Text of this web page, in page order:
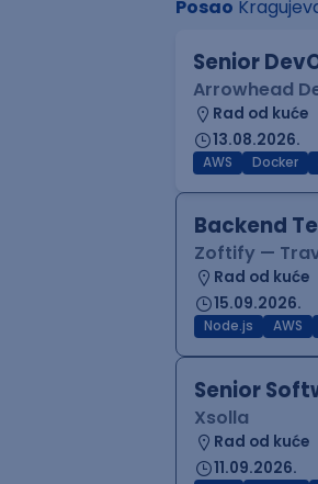
Posao
Senior
Arrowhead
Rad od kuće
13.08.2026.
AWS Docker
Backend
Zoftify —
Rad od kuće
15.09.2026.
Node.js AWS
Senior
Xsolla
Rad od kuće
11.09.2026.